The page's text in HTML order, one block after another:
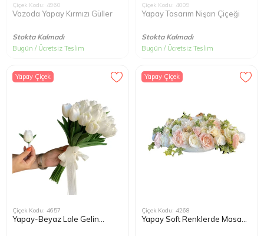
Çiçek Kodu: 4960
Vazoda Yapay Kırmızı Güller
Stokta Kalmadı
Bugün / Ücretsiz Teslim
Çiçek Kodu: 4009
Yapay Tasarım Nişan Çiçeği
Stokta Kalmadı
Bugün / Ücretsiz Teslim
Yapay Çiçek
Çiçek Kodu: 4657
Yapay-Beyaz Lale Gelin
Yapay Çiçek
Çiçek Kodu: 4268
Yapay Soft Renklerde Masa